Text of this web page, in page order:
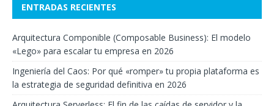
ENTRADAS RECIENTES
Arquitectura Componible (Composable Business): El modelo
«Lego» para escalar tu empresa en 2026
Ingeniería del Caos: Por qué «romper» tu propia plataforma es
la estrategia de seguridad definitiva en 2026